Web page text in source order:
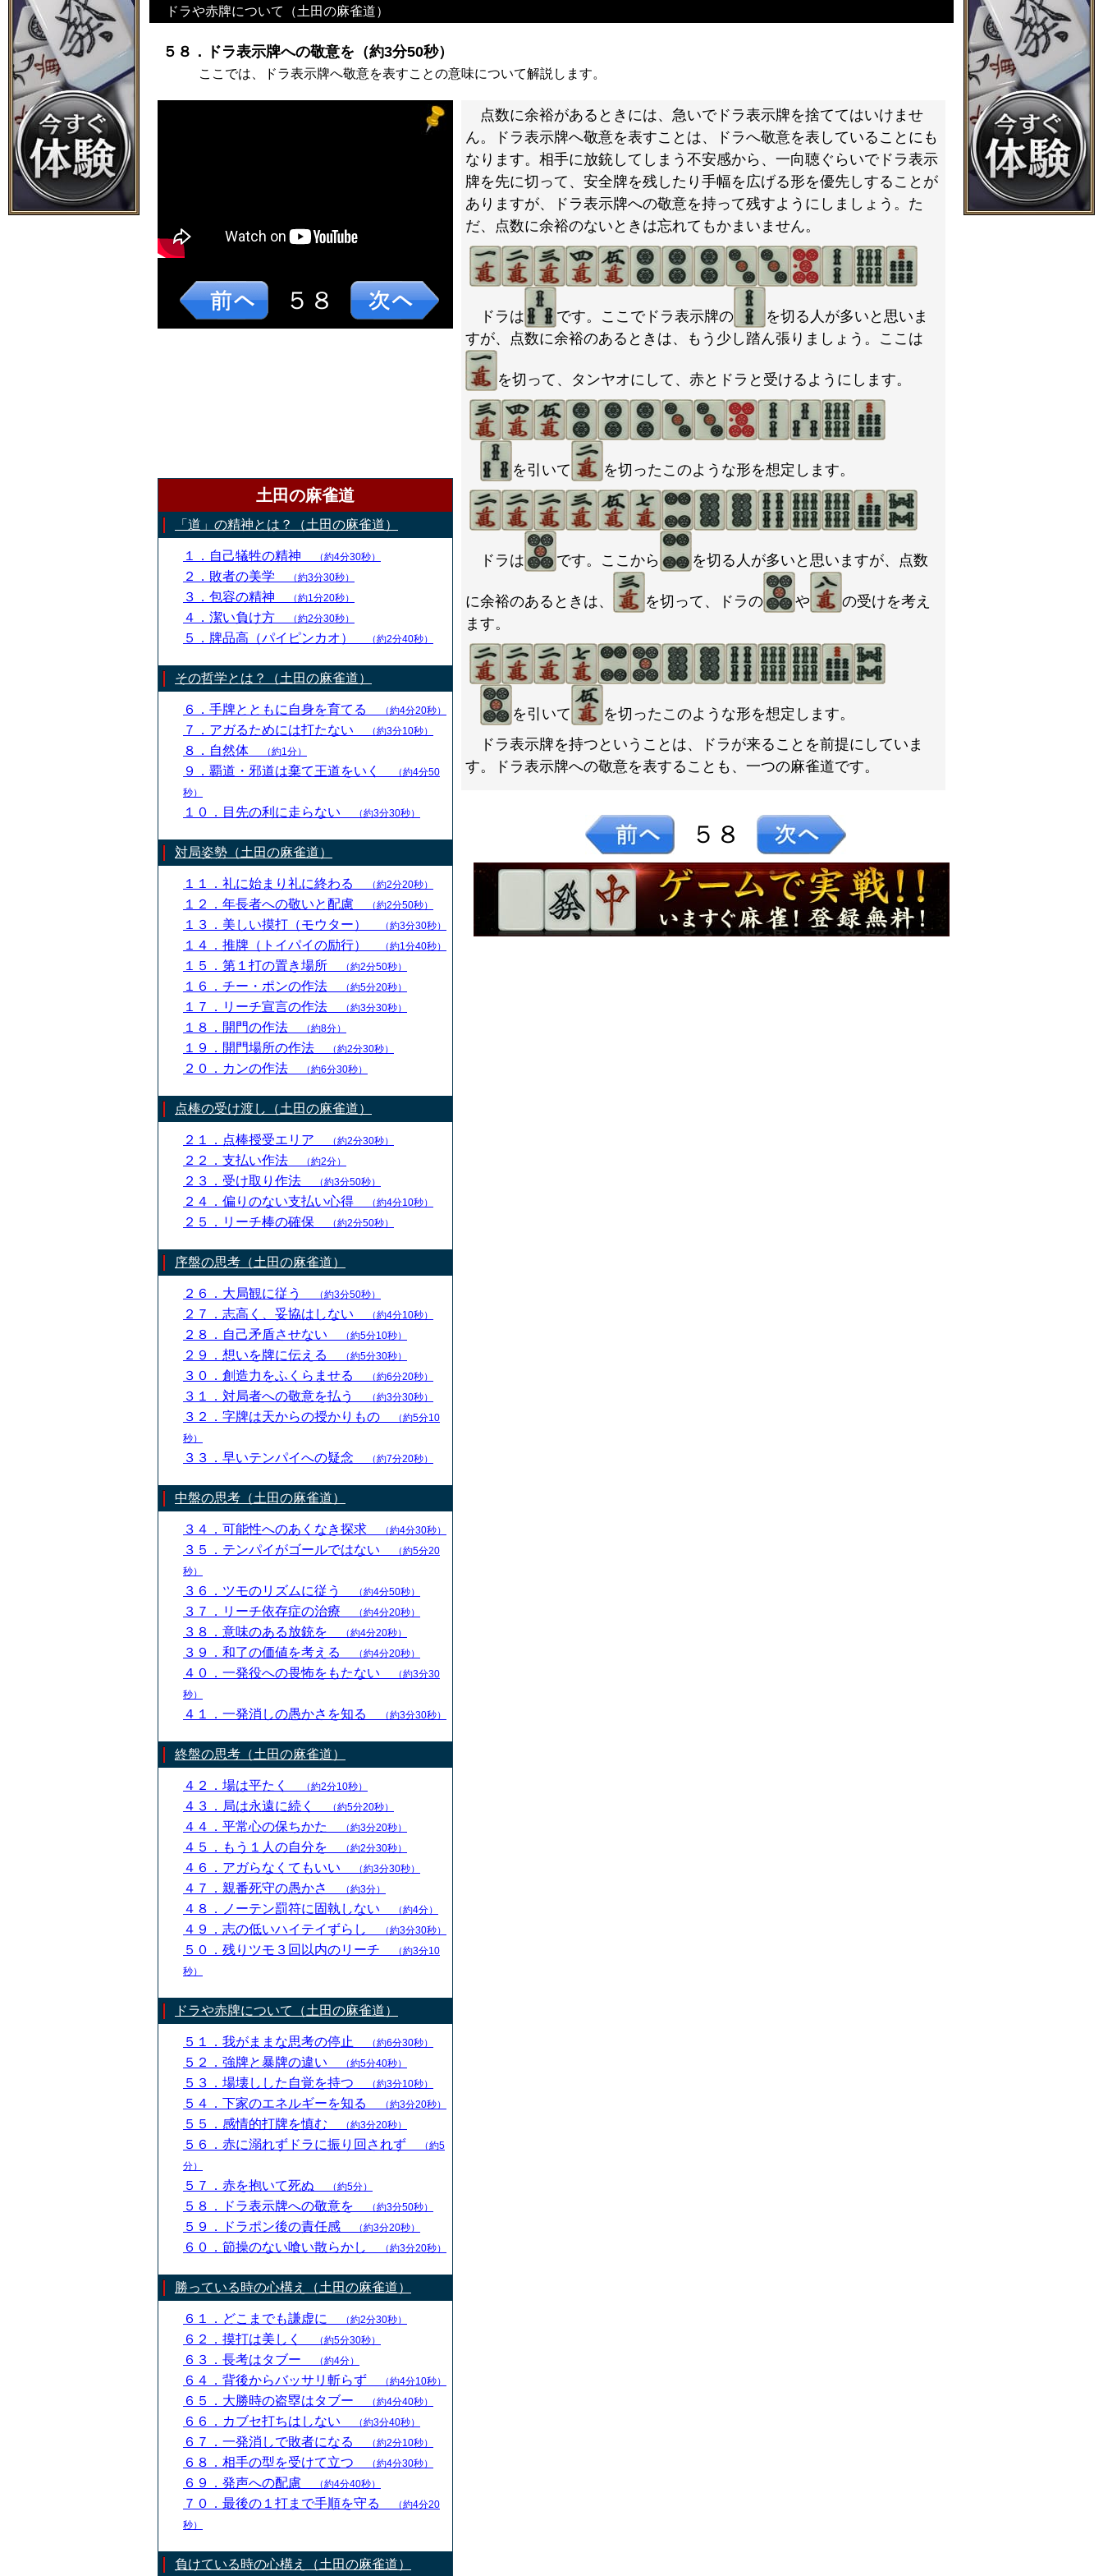
ドラや赤牌について（土田の麻雀道）
５８．ドラ表示牌への敬意を（約3分50秒）
ここでは、ドラ表示牌へ敬意を表すことの意味について解説します。
５８
土田の麻雀道
「道」の精神とは？（土田の麻雀道）
１．自己犠牲の精神 （約4分30秒）
２．敗者の美学 （約3分30秒）
３．包容の精神 （約1分20秒）
４．潔い負け方 （約2分30秒）
５．牌品高（パイピンカオ） （約2分40秒）
その哲学とは？（土田の麻雀道）
６．手牌とともに自身を育てる （約4分20秒）
７．アガるためには打たない （約3分10秒）
８．自然体 （約1分）
９．覇道・邪道は棄て王道をいく
（約4分50
秒）
１０．目先の利に走らない （約3分30秒）
対局姿勢（土田の麻雀道）
１１．礼に始まり礼に終わる （約2分20秒）
１２．年長者への敬いと配慮 （約2分50秒）
１３．美しい摸打（モウター） （約3分30秒）
１４．推牌（トイパイの励行） （約1分40秒）
１５．第１打の置き場所 （約2分50秒）
１６．チー・ポンの作法 （約5分20秒）
１７．リーチ宣言の作法 （約3分30秒）
１８．開門の作法 （約8分）
１９．開門場所の作法 （約2分30秒）
２０．カンの作法 （約6分30秒）
点棒の受け渡し（土田の麻雀道）
２１．点棒授受エリア （約2分30秒）
２２．支払い作法 （約2分）
２３．受け取り作法 （約3分50秒）
２４．偏りのない支払い心得 （約4分10秒）
２５．リーチ棒の確保 （約2分50秒）
序盤の思考（土田の麻雀道）
２６．大局観に従う （約3分50秒）
２７．志高く、妥協はしない （約4分10秒）
２８．自己矛盾させない （約5分10秒）
２９．想いを牌に伝える （約5分30秒）
３０．創造力をふくらませる （約6分20秒）
３１．対局者への敬意を払う （約3分30秒）
３２．字牌は天からの授かりもの
（約5分10
秒）
３３．早いテンパイへの疑念 （約7分20秒）
中盤の思考（土田の麻雀道）
３４．可能性へのあくなき探求 （約4分30秒）
３５．テンパイがゴールではない
（約5分20
秒）
３６．ツモのリズムに従う （約4分50秒）
３７．リーチ依存症の治療 （約4分20秒）
３８．意味のある放銃を （約4分20秒）
３９．和了の価値を考える （約4分20秒）
４０．一発役への畏怖をもたない
（約3分30
秒）
４１．一発消しの愚かさを知る （約3分30秒）
終盤の思考（土田の麻雀道）
４２．場は平たく （約2分10秒）
４３．局は永遠に続く （約5分20秒）
４４．平常心の保ちかた （約3分20秒）
４５．もう１人の自分を （約2分30秒）
４６．アガらなくてもいい （約3分30秒）
４７．親番死守の愚かさ （約3分）
４８．ノーテン罰符に固執しない （約4分）
４９．志の低いハイテイずらし （約3分30秒）
５０．残りツモ３回以内のリーチ
（約3分10
秒）
ドラや赤牌について（土田の麻雀道）
５１．我がままな思考の停止 （約6分30秒）
５２．強牌と暴牌の違い （約5分40秒）
５３．場壊しした自覚を持つ （約3分10秒）
５４．下家のエネルギーを知る （約3分20秒）
５５．感情的打牌を慎む （約3分20秒）
５６．赤に溺れずドラに振り回されず
（約5
分）
５７．赤を抱いて死ぬ （約5分）
５８．ドラ表示牌への敬意を （約3分50秒）
５９．ドラポン後の責任感 （約3分20秒）
６０．節操のない喰い散らかし （約3分20秒）
勝っている時の心構え（土田の麻雀道）
６１．どこまでも謙虚に （約2分30秒）
６２．摸打は美しく （約5分30秒）
６３．長考はタブー （約4分）
６４．背後からバッサリ斬らず （約4分10秒）
６５．大勝時の盗塁はタブー （約4分40秒）
６６．カブセ打ちはしない （約3分40秒）
６７．一発消しで敗者になる （約2分10秒）
６８．相手の型を受けて立つ （約4分30秒）
６９．発声への配慮 （約4分40秒）
７０．最後の１打まで手順を守る
（約4分20
秒）
負けている時の心構え（土田の麻雀道）
点数に余裕があるときには、急いでドラ表示牌を捨ててはいけませ
ん。ドラ表示牌へ敬意を表すことは、ドラへ敬意を表していることにも
なります。相手に放銃してしまう不安感から、一向聴ぐらいでドラ表示
牌を先に切って、安全牌を残したり手幅を広げる形を優先しすることが
ありますが、ドラ表示牌への敬意を持って残すようにしましょう。た
だ、点数に余裕のないときは忘れてもかまいません。
ドラは です。ここでドラ表示牌の
を切る人が多いと思いま
すが、点数に余裕のあるときは、もう少し踏ん張りましょう。ここは
を切って、タンヤオにして、赤とドラと受けるようにします。
を引いて を切ったこのような形を想定します。
ドラは です。ここから を切る人が多いと思いますが、点数
に余裕のあるときは、 を切って、ドラの や
の受けを考え
ます。
を引いて
を切ったこのような形を想定します。
ドラ表示牌を持つということは、ドラが来ることを前提にしていま
す。ドラ表示牌への敬意を表することも、一つの麻雀道です。
５８